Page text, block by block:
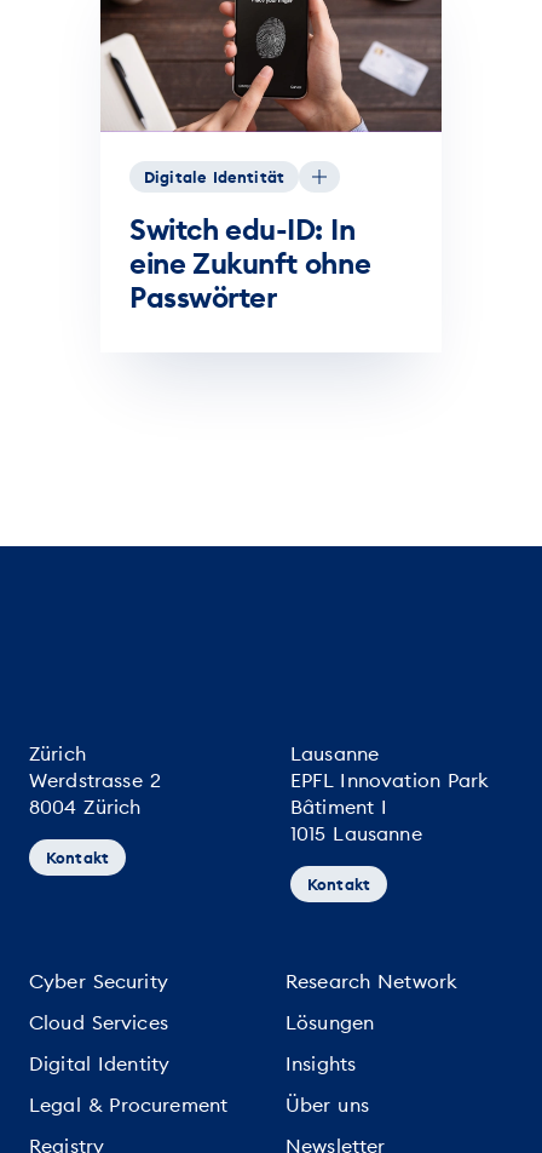
Digitale Identität
Switch edu-ID: In
eine Zukunft ohne
Passwörter
Zürich
Werdstrasse 2
8004 Zürich
Kontakt
Lausanne
EPFL Innovation Park
Bâtiment I
1015 Lausanne
Kontakt
Cyber Security
Cloud Services
Digital Identity
Legal & Procurement
Registry
Research Network
Lösungen
Insights
Über uns
Newsletter